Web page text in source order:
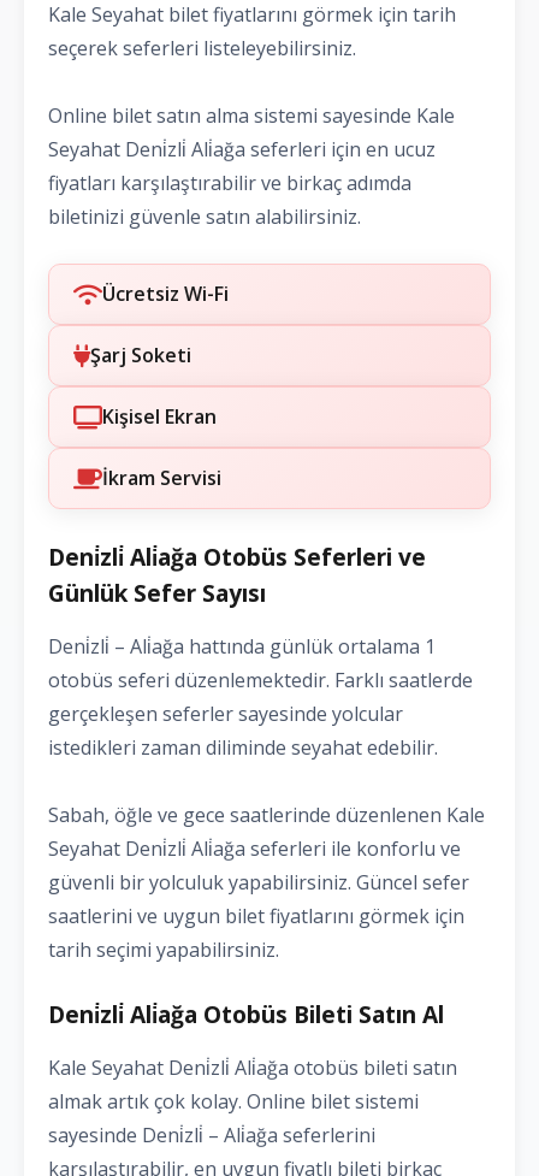
Kale Seyahat bilet fiyatlarını görmek için tarih
seçerek seferleri listeleyebilirsiniz.
Online bilet satın alma sistemi sayesinde Kale
Seyahat Deni̇zli̇ Ali̇ağa seferleri için en ucuz
fiyatları karşılaştırabilir ve birkaç adımda
biletinizi güvenle satın alabilirsiniz.
Ücretsiz Wi-Fi
Şarj Soketi
Kişisel Ekran
İkram Servisi
Deni̇zli̇ Ali̇ağa Otobüs Seferleri ve
Günlük Sefer Sayısı
Deni̇zli̇ – Ali̇ağa hattında günlük ortalama 1
otobüs seferi düzenlemektedir. Farklı saatlerde
gerçekleşen seferler sayesinde yolcular
istedikleri zaman diliminde seyahat edebilir.
Sabah, öğle ve gece saatlerinde düzenlenen Kale
Seyahat Deni̇zli̇ Ali̇ağa seferleri ile konforlu ve
güvenli bir yolculuk yapabilirsiniz. Güncel sefer
saatlerini ve uygun bilet fiyatlarını görmek için
tarih seçimi yapabilirsiniz.
Deni̇zli̇ Ali̇ağa Otobüs Bileti Satın Al
Kale Seyahat Deni̇zli̇ Ali̇ağa otobüs bileti satın
almak artık çok kolay. Online bilet sistemi
sayesinde Deni̇zli̇ – Ali̇ağa seferlerini
karşılaştırabilir, en uygun fiyatlı bileti birkaç